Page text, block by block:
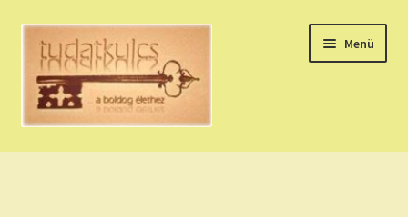
Ugrás
navigációhoz
Kilépés
tartalomba
Menü
HÚZZ EGY KÁRTYÁT!